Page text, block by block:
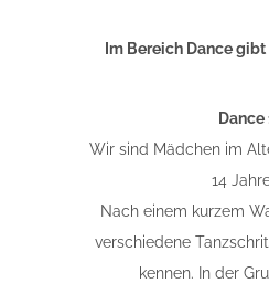
Im Bereich Dance
Dance
Wir sind Mädchen im
14
Nach einem kurzem
verschiedene
kennen. In der